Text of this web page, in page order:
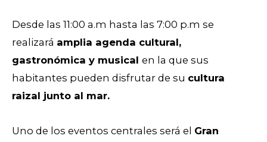
Desde las 11:00 a.m hasta las 7:00 p.m se
realizará amplia agenda cultural,
gastronómica y musical en la que sus
habitantes pueden disfrutar de su cultura
raizal junto al mar.
Uno de los eventos centrales será el Gran